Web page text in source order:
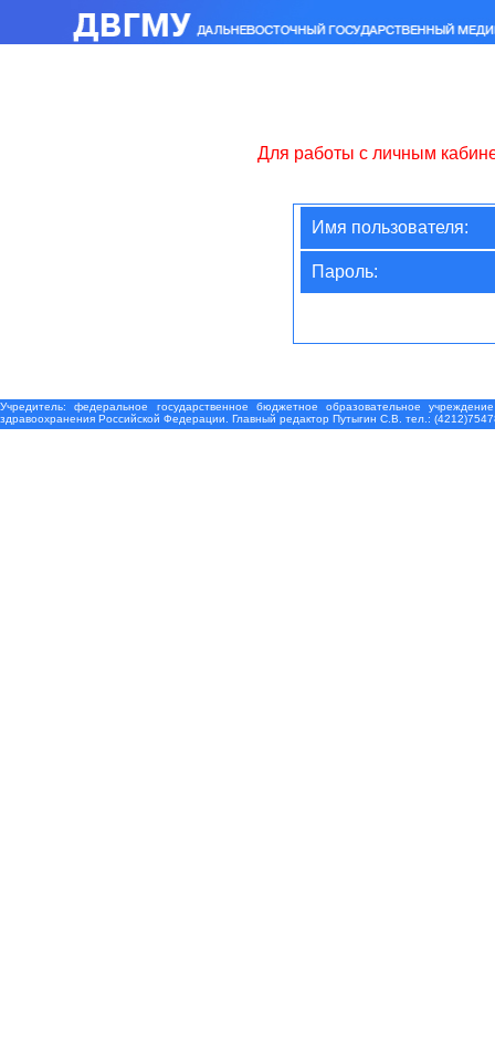
Для работы с личным
Имя пользователя:
Пароль:
Учредитель: федеральное государственное бюджетное образовательное
здравоохранения Российской Федерации. Главный редактор Путыгин С.В. тел.: